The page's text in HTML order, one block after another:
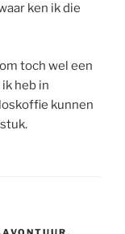
ken ik die
toch wel een
heb in
kunnen